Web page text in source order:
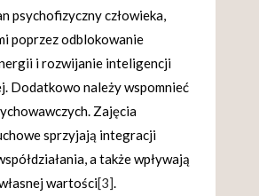
psychofizyczny człowieka,
poprzez odblokowanie
i rozwijanie inteligencji
Dodatkowo należy wspomnieć
Zajęcia
sprzyjają integracji
a także wpływają
wartości[3].